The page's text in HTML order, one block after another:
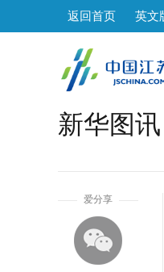
返回首页 英文
新华图
爱分享